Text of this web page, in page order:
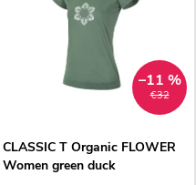
€32
–11 %
CLASSIC T Organic FLOWER
Women green duck